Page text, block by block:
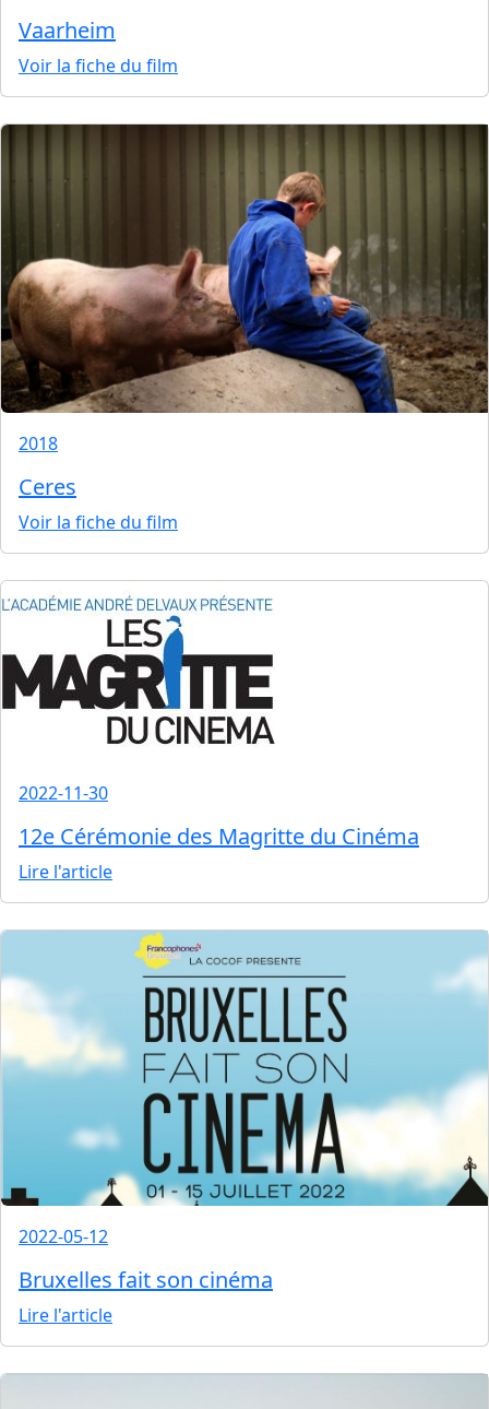
Vaarheim
Voir la fiche du film
2018
Ceres
Voir la fiche du film
2022-11-30
12e Cérémonie des Magritte du Cinéma
Lire l'article
2022-05-12
Bruxelles fait son cinéma
Lire l'article